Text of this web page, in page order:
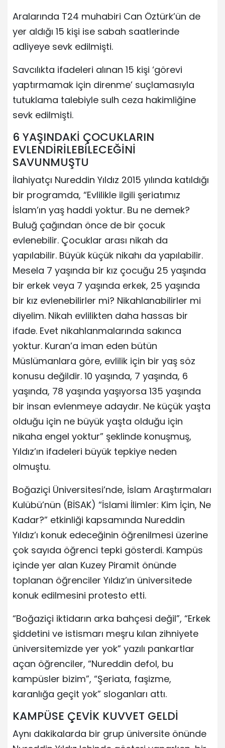
Aralarında T24 muhabiri Can Öztürk’ün de
yer aldığı 15 kişi ise sabah saatlerinde
adliyeye sevk edilmişti.
Savcılıkta ifadeleri alınan 15 kişi ‘görevi
yaptırmamak için direnme’ suçlamasıyla
tutuklama talebiyle sulh ceza hakimliğine
sevk edilmişti.
6 YAŞINDAKİ ÇOCUKLARIN
EVLENDİRİLEBİLECEĞİNİ
SAVUNMUŞTU
İlahiyatçı Nureddin Yıldız 2015 yılında katıldığı
bir programda, “Evlilikle ilgili şeriatımız
İslam’ın yaş haddi yoktur. Bu ne demek?
Buluğ çağından önce de bir çocuk
evlenebilir. Çocuklar arası nikah da
yapılabilir. Büyük küçük nikahı da yapılabilir.
Mesela 7 yaşında bir kız çocuğu 25 yaşında
bir erkek veya 7 yaşında erkek, 25 yaşında
bir kız evlenebilirler mi? Nikahlanabilirler mi
diyelim. Nikah evlilikten daha hassas bir
ifade. Evet nikahlanmalarında sakınca
yoktur. Kuran’a iman eden bütün
Müslümanlara göre, evlilik için bir yaş söz
konusu değildir. 10 yaşında, 7 yaşında, 6
yaşında, 78 yaşında yaşıyorsa 135 yaşında
bir insan evlenmeye adaydır. Ne küçük yaşta
olduğu için ne büyük yaşta olduğu için
nikaha engel yoktur” şeklinde konuşmuş,
Yıldız’ın ifadeleri büyük tepkiye neden
olmuştu.
Boğaziçi Üniversitesi’nde, İslam Araştırmaları
Kulübü’nün (BİSAK) “İslami İlimler: Kim İçin, Ne
Kadar?” etkinliği kapsamında Nureddin
Yıldız’ı konuk edeceğinin öğrenilmesi üzerine
çok sayıda öğrenci tepki gösterdi. Kampüs
içinde yer alan Kuzey Piramit önünde
toplanan öğrenciler Yıldız’ın üniversitede
konuk edilmesini protesto etti.
“Boğaziçi iktidarın arka bahçesi değil”, “Erkek
şiddetini ve istismarı meşru kılan zihniyete
üniversitemizde yer yok” yazılı pankartlar
açan öğrenciler, “Nureddin defol, bu
kampüsler bizim”, “Şeriata, faşizme,
karanlığa geçit yok” sloganları attı.
KAMPÜSE ÇEVİK KUVVET GELDİ
Aynı dakikalarda bir grup üniversite önünde